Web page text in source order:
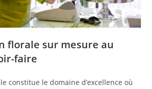
florale sur mesure au
faire
constitue le domaine d’excellence où